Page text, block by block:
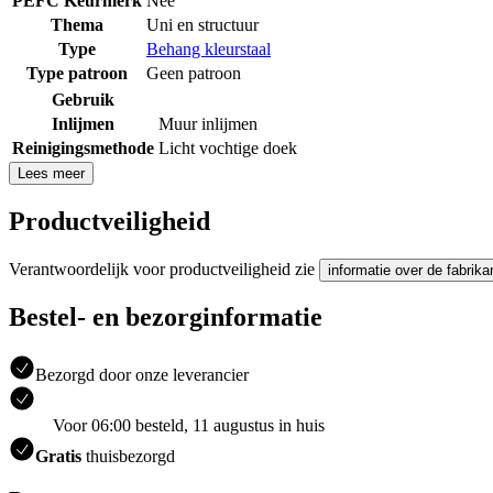
Thema
Uni en structuur
Type
Behang kleurstaal
Type patroon
Geen patroon
Gebruik
Inlijmen
Muur inlijmen
Reinigingsmethode Licht vochtige doek
Lees meer
Productveiligheid
Verantwoordelijk voor productveiligheid zie informatie over de
Bestel- en bezorginformatie
Bezorgd door onze leverancier
Voor 06:00 besteld, 11 augustus in huis
Gratis thuisbezorgd